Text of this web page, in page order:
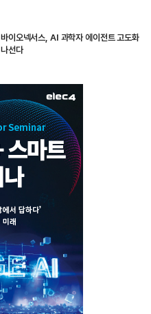
바이오넥서스, AI 과학자 에이전트 고도화
나선다